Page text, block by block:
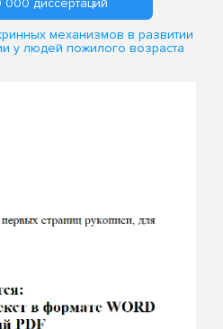
диссертаций
механизмов в развитии
у людей пожилого возраста